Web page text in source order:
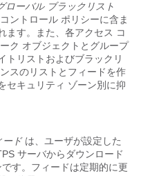
ローバル ブラックリスト
ントロール ポリシーに含ま
ます。また、各アクセス コ
ク オブジェクトとグループ
トリストおよびブラックリ
スのリストとフィードを作
セキュリティ ゾーン別に抑
ードは、ユーザが設定した
サーバからダウンロード
す。フィードは定期的に更